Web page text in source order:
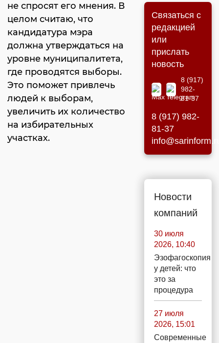
не спросят его мнения. В
целом считаю, что
кандидатура мэра
должна утверждаться на
уровне муниципалитета,
где проводятся выборы.
Это поможет привлечь
людей к выборам,
увеличить их количество
на избирательных
участках.
Связаться с
редакцией
или
прислать
новость
8 (917)
982-
81-37
8 (917) 982-
81-37
Новости
компаний
30 июля
2026, 10:40
Эзофагоскопия
у детей: что
это за
процедура
27 июля
2026, 15:01
Современные